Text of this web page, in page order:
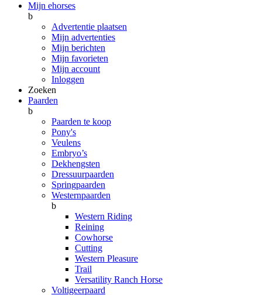
Mijn ehorses
b
Advertentie plaatsen
Mijn advertenties
Mijn berichten
Mijn favorieten
Mijn account
Inloggen
Zoeken
Paarden
b
Paarden te koop
Pony's
Veulens
Embryo’s
Dekhengsten
Dressuurpaarden
Springpaarden
Westernpaarden
b
Western Riding
Reining
Cowhorse
Cutting
Western Pleasure
Trail
Versatility Ranch Horse
Voltigeerpaard